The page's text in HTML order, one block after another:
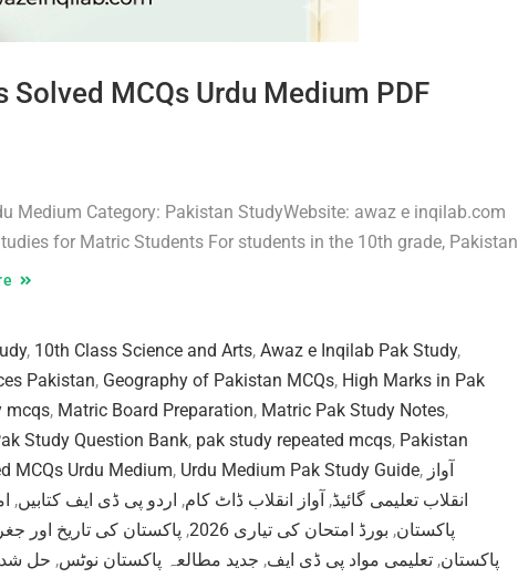
MCQs Urdu Medium PDF
Medium Category: Pakistan StudyWebsite: awaz e inqilab.com
for Matric Students For students in the 10th grade, Pakistan
, 10th Class Science and Arts, Awaz e Inqilab Pak Study,
Pakistan, Geography of Pakistan MCQs, High Marks in Pak
mcqs, Matric Board Preparation, Matric Pak Study Notes,
Study Question Bank, pak study repeated mcqs, Pakistan
MCQs Urdu Medium, Urdu Medium Pak Study Guide, آواز
انقلاب تعلیمی گائیڈ, آواز انقلاب ڈاٹ کام, اردو پی ڈی ایف کتابیں,
پاکستان, بورڈ امتحان کی تیاری 2026 , پاکستان کی تاریخ اور
پاکستان, تعلیمی مواد پی ڈی ایف, جدید مطالعہ پاکستان نوٹس, حل